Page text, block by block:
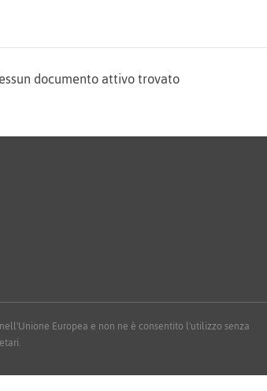
documento attivo trovato
Europea e non ne è consentito l'utilizzo senza